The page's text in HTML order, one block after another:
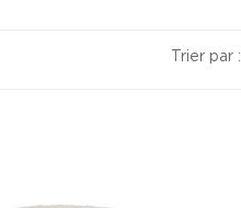
Trier par :